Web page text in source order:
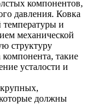
компонентов,
давления. Ковка
температуры и
механической
структуру
такие
усталости и
должны